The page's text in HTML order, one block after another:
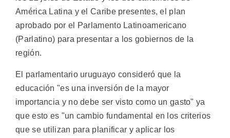
América Latina y el Caribe presentes, el plan
aprobado por el Parlamento Latinoamericano
(Parlatino) para presentar a los gobiernos de la
región.
El parlamentario uruguayo consideró que la
educación "es una inversión de la mayor
importancia y no debe ser visto como un gasto" ya
que esto es "un cambio fundamental en los criterios
que se utilizan para planificar y aplicar los